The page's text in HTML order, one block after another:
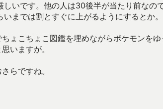
いです。他の人は30後半が当たり前なの
までは割とすぐに上がるようにするとか。
ょこちょこ図鑑を埋めながらポケモンを
いますが。
らですね。